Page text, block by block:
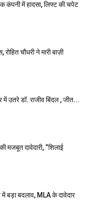
कंपनी में हादसा, लिफ्ट की चपेट
चौधरी ने मारी बाज़ी
में उतरे डॉ. राजीव बिंदल , जीत...
मजबूत दावेदारी, “शिलाई
में बड़ा बदलाव, MLA के दावेदार